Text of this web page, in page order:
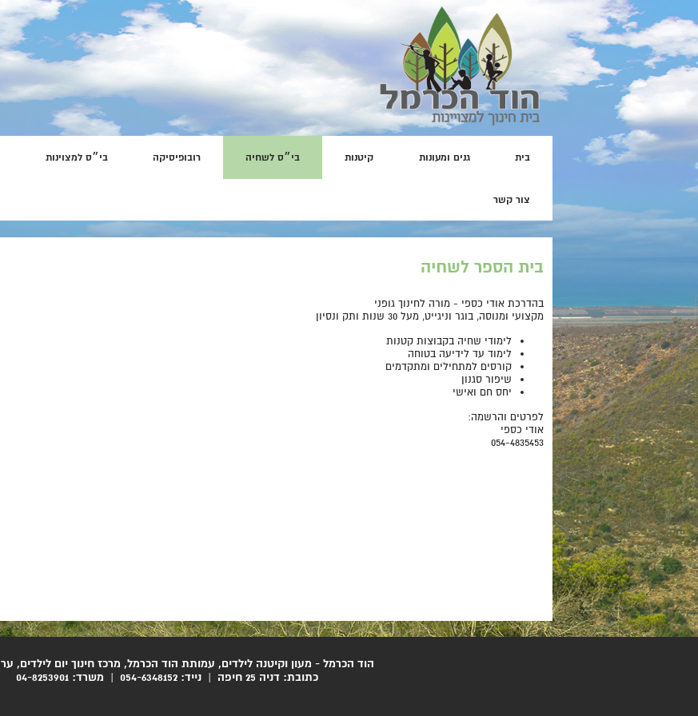
בית גנים ומעונות קיטנות בי״ס לשחיה רובופיסיקה בי״ס למצוינות
צור קשר
בי״ס לשחיה
בית הספר לשחיה
בהדרכת אודי כספי - מורה לחינוך גופני
מקצועי ומנוסה, בוגר וניגייט, מעל 30 שנות ותק ונסיון
לימודי שחיה בקבוצות קטנות
לימוד עד לידיעה בטוחה
קורסים למתחילים ומתקדמים
שיפור סגנון
יחס חם ואישי
לפרטים והרשמה:
אודי כספי
054-4835453
הוד הכרמל - מעון וקיטנה לילדים, עמותת הוד הכרמל, מרכז חינוך יום לילדים, ער 580535540
כתובת: דניה 25 חיפה | נייד:
054-6348152 | משרד: 04-8253901